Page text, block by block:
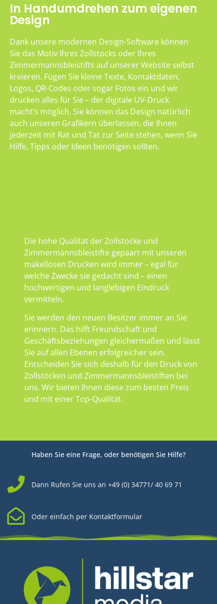
In Handumdrehen zum eigenen
Design
Dank unsere modernen Design-Software können
Sie das Motiv Ihres Zollstocks oder Ihres
Zimmermannsbleistifts auf unserer Website selbst
kreieren. Fügen Sie kleine Texte, Kontaktdaten,
Logos, QR-Codes oder sogar Fotos ein und wir
drucken alles für Sie – der digitale UV-Druck
macht’s möglich. Sie können das Design natürlich
auch unseren Grafikern überlassen, die Ihnen
jederzeit mit Rat und Tat zur Seite stehen, wenn Sie
Hilfe, Tipps oder Ideen benötigen sollten.
Die hohe Qualität der Zollstöcke und
Zimmermannsbleistifte gepaart mit unseren
makellosen Drucken wird immer – egal für
welche Zwecke sie gedacht sind – einen
hochwertigen und langlebigen Eindruck
vermitteln.
Sie werden den neuen Besitzer immer an Sie
erinnern. Das hilft Freundschaft und
Geschäftsbeziehungen gleichermaßen und lässt
Sie auf allen Ebenen erfolgreicher sein.
Entscheiden Sie sich deshalb für den Druck von
Zollstöcken und Zimmermannsbleistiften bei
uns. Wir bieten Ihnen diese zum besten Preis
und mit einer Top-Qualität.
Haben Sie eine Frage, oder benötigen Sie Hilfe?
Dann Rufen Sie uns an +49 (0) 34771/ 40 69 71
Oder einfach per Kontaktformular